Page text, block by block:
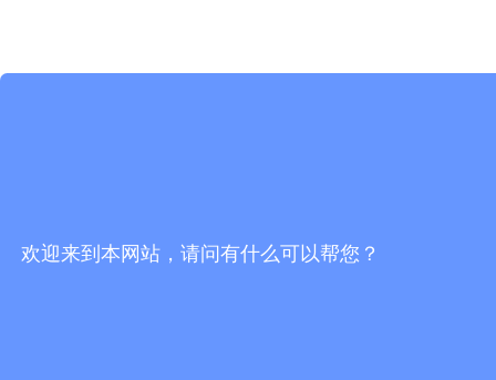
欢迎来到本网站，请问有什么可以帮您？